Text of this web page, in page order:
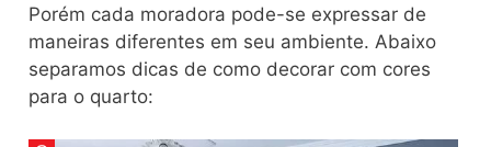
Porém cada moradora pode-se expressar de
maneiras diferentes em seu ambiente. Abaixo
separamos dicas de como decorar com cores
para o quarto: